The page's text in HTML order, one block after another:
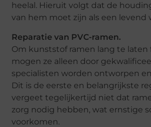
heelal. Hieruit volgt dat de
van hem moet zijn als een levend
Reparatie van PVC-ramen.
Om kunststof ramen lang te laten
mogen ze alleen door
specialisten worden ontworpen
Dit is de eerste en belangrijkste
vergeet tegelijkertijd niet dat
zorg nodig hebben, wat ernstige
voorkomen.